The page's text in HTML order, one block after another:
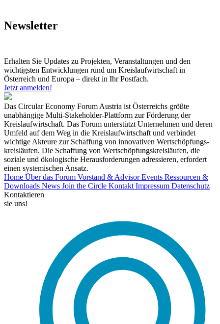
Newsletter
Erhalten Sie Updates zu Projekten, Veranstaltungen und den
wichtigsten Entwicklungen rund um Kreislaufwirtschaft in
Österreich und Europa – direkt in Ihr Postfach.
Jetzt anmelden!
Das Circular Economy Forum Austria ist Österreichs größte
unabhängige Multi-Stakeholder-Plattform zur Förderung der
Kreislaufwirtschaft. Das Forum unterstützt Unternehmen und deren
Umfeld auf dem Weg in die Kreislaufwirtschaft und verbindet
wichtige Akteure zur Schaffung von innovativen Wertschöpfungs-
kreisläufen. Die Schaffung von Wertschöpfungskreisläufen, die
soziale und ökologische Herausforderungen adressieren, erfordert
einen systemischen Ansatz.
Home Über das Forum Vorstand & AdvisorEvents Ressourcen &
Downloads News Join the Circle Kontakt Impressum Datenschutz
Kontaktieren
sie uns!